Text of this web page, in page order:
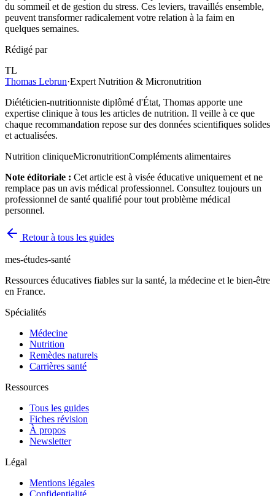
du sommeil et de gestion du stress. Ces leviers, travaillés ensemble,
peuvent transformer radicalement votre relation à la faim en
quelques semaines.
Rédigé par
TL
Thomas Lebrun·Expert Nutrition & Micronutrition
Diététicien-nutritionniste diplômé d'État, Thomas apporte une
expertise clinique à tous les articles de nutrition. Il veille à ce que
chaque recommandation repose sur des données scientifiques solides
et actualisées.
Nutrition cliniqueMicronutritionCompléments alimentaires
Note éditoriale : Cet article est à visée éducative uniquement et ne
remplace pas un avis médical professionnel. Consultez toujours un
professionnel de santé qualifié pour tout problème médical
personnel.
Retour à tous les guides
mes-études-santé
Ressources éducatives fiables sur la santé, la médecine et le bien-être
en France.
Spécialités
Médecine
Nutrition
Remèdes naturels
Carrières santé
Ressources
Tous les guides
Fiches révision
À propos
Newsletter
Légal
Mentions légales
Confidentialité